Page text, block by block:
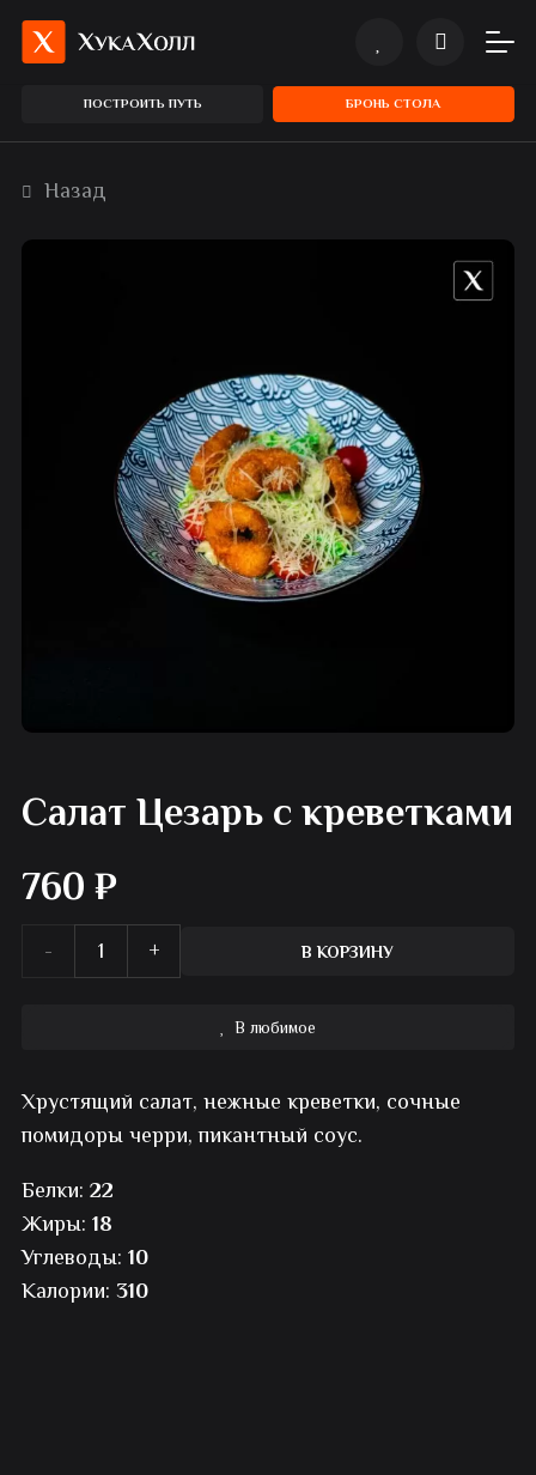
ПОСТРОИТЬ ПУТЬ БРОНЬ СТОЛА
Назад
Салат Цезарь с креветками
760 ₽
Количество
Цезарь
креветками
В КОРЗИНУ
В любимое
Хрустящий салат, нежные креветки, сочные
помидоры черри, пикантный соус.
Белки: 22
Жиры: 18
Углеводы: 10
Калории: 310